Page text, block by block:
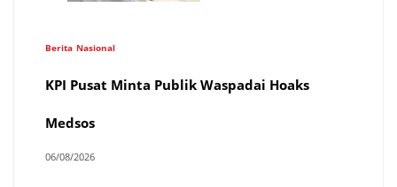
Berita Nasional
KPI Pusat Minta Publik Waspadai Hoaks
Medsos
06/08/2026